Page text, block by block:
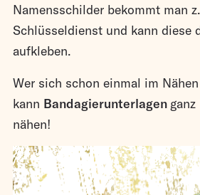
Namensschilder bekommt man
Schlüsseldienst und kann diese
aufkleben.
Wer sich schon einmal im
kann Bandagierunterlagen
nähen!